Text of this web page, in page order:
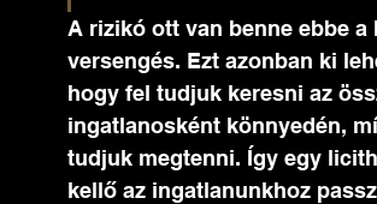
A rizikó ott van benne ebbe
versengés. Ezt azonban ki
hogy fel tudjuk keresni az
ingatlanosként könnyedén,
tudjuk megtenni. Így egy
kellő az ingatlanunkhoz